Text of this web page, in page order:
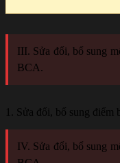
III. Sửa đổi, bổ sung
BCA.
1. Sửa đổi, bổ sung
IV. Sửa đổi, bổ sung